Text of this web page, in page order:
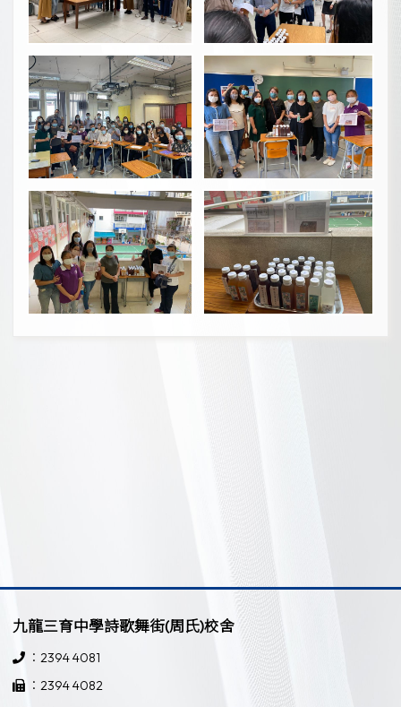
九龍三育中學詩歌舞街(周氏)校舍
：2394 4081
：2394 4082